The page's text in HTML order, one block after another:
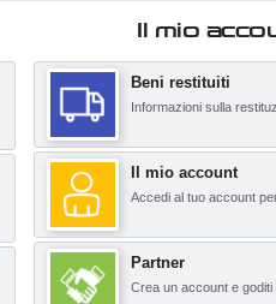
Il mio
Beni restituiti
Informazioni sulla
Il mio account
Accedi al tuo account
Partner
Crea un account e